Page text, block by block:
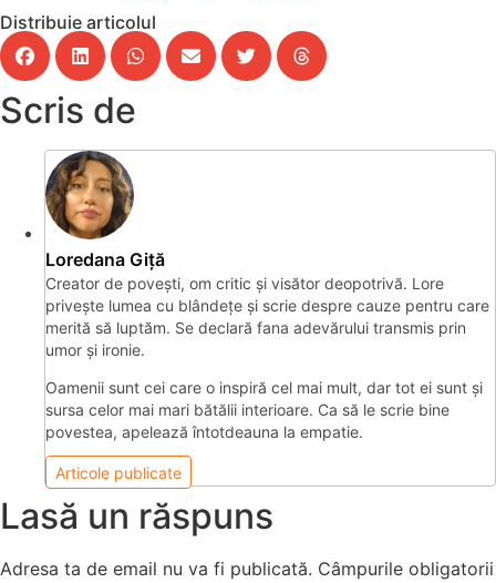
Distribuie articolul
Scris de
Loredana Giță
Creator de povești, om critic și visător deopotrivă. Lore
privește lumea cu blândețe și scrie despre cauze pentru care
merită să luptăm. Se declară fana adevărului transmis prin
umor și ironie.
Oamenii sunt cei care o inspiră cel mai mult, dar tot ei sunt şi
sursa celor mai mari bătălii interioare. Ca să le scrie bine
povestea, apelează întotdeauna la empatie.
Articole publicate
Lasă un răspuns
Adresa ta de email nu va fi publicată. Câmpurile obligatorii